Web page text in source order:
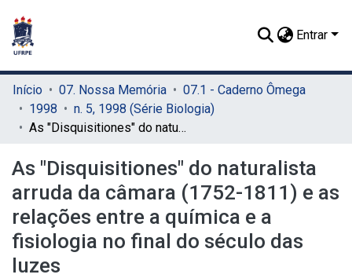
Entrar
Início 07. Nossa Memória
07.1 - Caderno Ômega
1998
n. 5, 1998 (Série Biologia)
As "Disquisitiones" do naturalista arruda da câmara (1752-1811) e as relações entre a química e a fisiologia no final do século das luzes
As "Disquisitiones" do naturalista
arruda da câmara (1752-1811) e as
relações entre a química e a
fisiologia no final do século das
luzes